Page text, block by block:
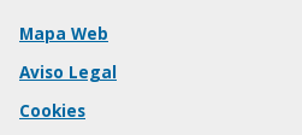
Mapa Web
Aviso Legal
Cookies